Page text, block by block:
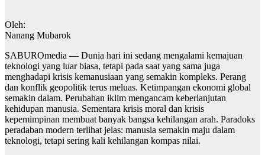
Oleh:
Nanang Mubarok
SABUROmedia — Dunia hari ini sedang mengalami kemajuan
teknologi yang luar biasa, tetapi pada saat yang sama juga
menghadapi krisis kemanusiaan yang semakin kompleks. Perang
dan konflik geopolitik terus meluas. Ketimpangan ekonomi global
semakin dalam. Perubahan iklim mengancam keberlanjutan
kehidupan manusia. Sementara krisis moral dan krisis
kepemimpinan membuat banyak bangsa kehilangan arah. Paradoks
peradaban modern terlihat jelas: manusia semakin maju dalam
teknologi, tetapi sering kali kehilangan kompas nilai.